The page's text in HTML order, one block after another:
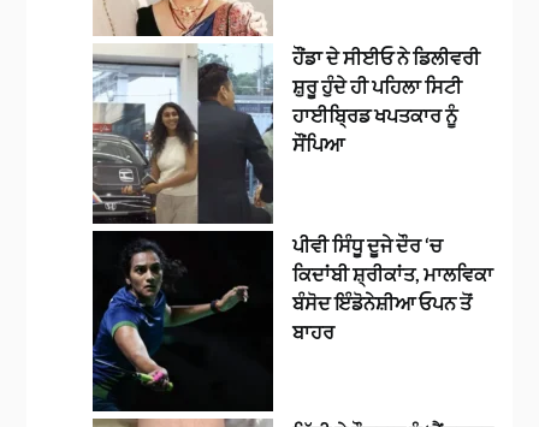
ਹੌਂਡਾ ਦੇ ਸੀਈਓ ਨੇ ਡਿਲੀਵਰੀ
ਸ਼ੁਰੂ ਹੁੰਦੇ ਹੀ ਪਹਿਲਾ ਸਿਟੀ
ਹਾਈਬ੍ਰਿਡ ਖਪਤਕਾਰ ਨੂੰ
ਸੌਂਪਿਆ
ਪੀਵੀ ਸਿੰਧੂ ਦੂਜੇ ਦੌਰ ‘ਚ
ਕਿਦਾਂਬੀ ਸ਼੍ਰੀਕਾਂਤ, ਮਾਲਵਿਕਾ
ਬੰਸੋਦ ਇੰਡੋਨੇਸ਼ੀਆ ਓਪਨ ਤੋਂ
ਬਾਹਰ